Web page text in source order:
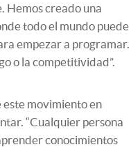
Hemos creado una
todo el mundo puede
empezar a programar.
o la competitividad”.
este movimiento en
“Cualquier persona
conocimientos